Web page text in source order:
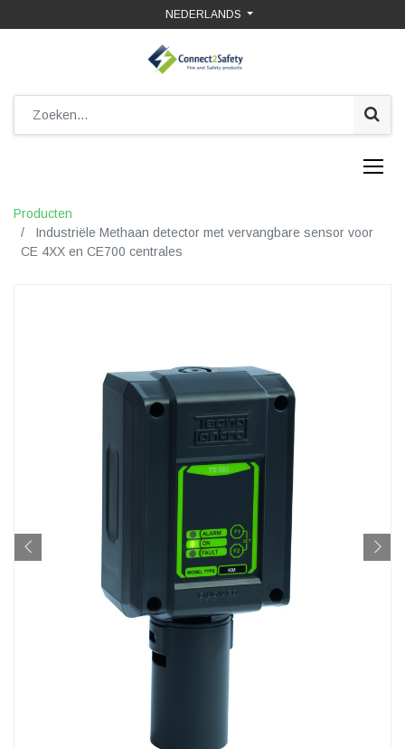
NEDERLANDS
Producten
Industriële Methaan detector met vervangbare sensor voor
CE 4XX en CE700 centrales